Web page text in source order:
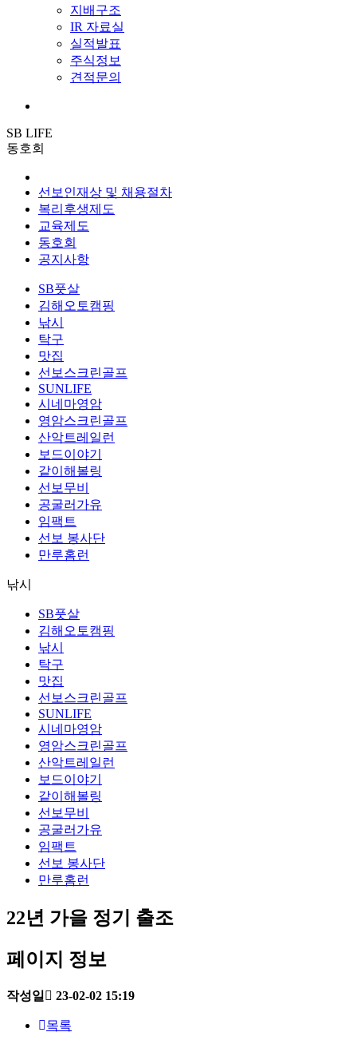
지배구조
IR 자료실
실적발표
주식정보
견적문의
SB LIFE
동호회
선보인재상 및 채용절차
복리후생제도
교육제도
동호회
공지사항
SB풋살
김해오토캠핑
낚시
탁구
맛집
선보스크린골프
SUNLIFE
시네마영암
영암스크린골프
산악트레일런
보드이야기
같이해볼링
선보무비
공굴러가유
임팩트
선보 봉사단
만루홈런
낚시
SB풋살
김해오토캠핑
낚시
탁구
맛집
선보스크린골프
SUNLIFE
시네마영암
영암스크린골프
산악트레일런
보드이야기
같이해볼링
선보무비
공굴러가유
임팩트
선보 봉사단
만루홈런
22년 가을 정기 출조
페이지 정보
작성일 23-02-02 15:19
목록